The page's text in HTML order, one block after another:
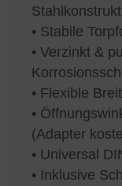
• Stabile
• Verzinkt &
• Flexible
•
(Adapter
• Universal
• Inklusive